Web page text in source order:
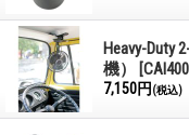
Heavy-Duty
機）
7,150円 (税込)